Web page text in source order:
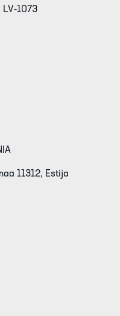
LV-1073
11312, Estija